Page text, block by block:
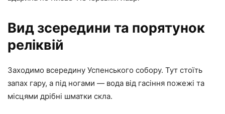
Вид зсередини та порятунок
реліквій
Заходимо всередину Успенського собору. Тут стоїть
запах гару, а під ногами — вода від гасіння пожежі та
місцями дрібні шматки скла.